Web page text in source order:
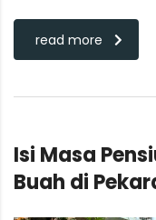
read more
Isi Masa
Buah di